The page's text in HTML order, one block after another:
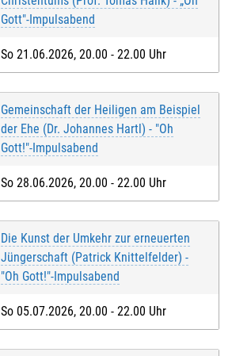
Gott"-Impulsabend
So 21.06.2026, 20.00 - 22.00 Uhr
Gemeinschaft der Heiligen am Beispiel
der Ehe (Dr. Johannes Hartl) - "Oh
Gott!"-Impulsabend
So 28.06.2026, 20.00 - 22.00 Uhr
Die Kunst der Umkehr zur erneuerten
Jüngerschaft (Patrick Knittelfelder) -
"Oh Gott!"-Impulsabend
So 05.07.2026, 20.00 - 22.00 Uhr